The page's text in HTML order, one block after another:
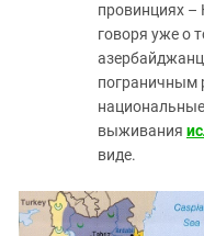
провинциях –
говоря уже о
пограничным
выживания
виде.